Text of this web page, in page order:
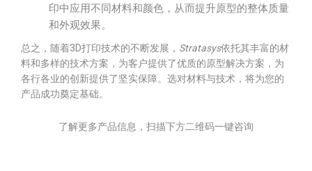
印中应用不同材料和颜色，从而提升原型的整体质量
和外观效果。
总之，随着3D打印技术的不断发展， Stratasys依托其丰富的材
料和多样的技术方案，为客户提供了优质的原型解决方案，为
各行各业的创新提供了坚实保障。选对材料与技术，将为您的
产品成功奠定基础。
了解更多产品信息，扫描下方二维码一键咨询